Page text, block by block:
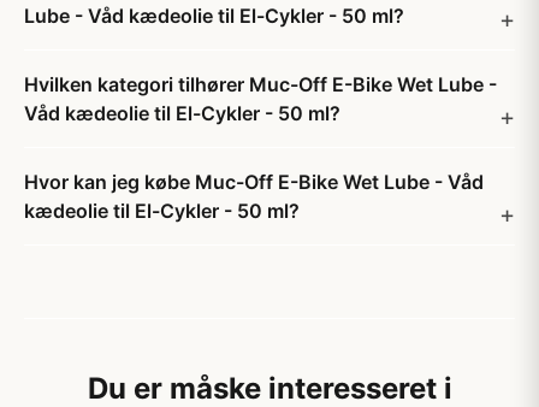
Lube - Våd kædeolie til El-Cykler - 50 ml?
Hvilken kategori tilhører Muc-Off E-Bike Wet Lube -
Våd kædeolie til El-Cykler - 50 ml?
Hvor kan jeg købe Muc-Off E-Bike Wet Lube - Våd
kædeolie til El-Cykler - 50 ml?
Du er måske interesseret i